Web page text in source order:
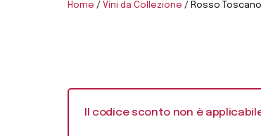
Home / Vini da Collezione / Rosso Toscano
Il codice sconto non è